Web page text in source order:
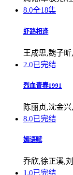
8.0全18集
虾路相逢
王成思,魏子
2.0已完结
烈血青春1991
陈丽贞,沈金
8.0已完结
嫣语赋
乔欣,徐正溪,
1.0已完结